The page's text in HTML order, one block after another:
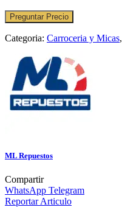
Preguntar Precio
Categoria: Carroceria y Micas,
ML Repuestos
Compartir
WhatsApp Telegram
Reportar Articulo